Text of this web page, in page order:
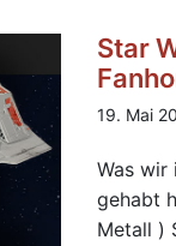
Star
19. Mai
Was wir
gehabt
Metall )